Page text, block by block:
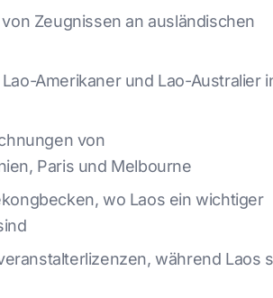
Zeugnissen an ausländischen
Amerikaner und Lao-Australier
von
Paris und Melbourne
wo Laos ein wichtiger
während Laos